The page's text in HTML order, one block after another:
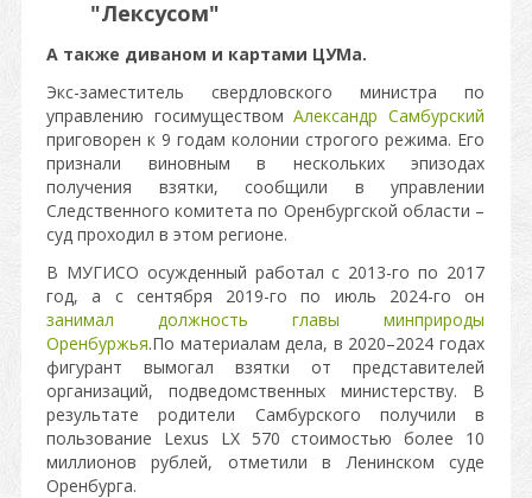
"Лексусом"
А также диваном и картами ЦУМа.
Экс-заместитель свердловского министра по
управлению госимуществомАлександр Самбурский
приговорен к 9 годам колонии строгого режима. Его
признали виновным в нескольких эпизодах
получения взятки, сообщили в управлении
Следственного комитета по Оренбургской области –
суд проходил в этом регионе.
В МУГИСО осужденный работал с 2013-го по 2017
год, а с сентября 2019-го по июль 2024-го он
занимал должность главы минприроды
Оренбуржья.По материалам дела, в 2020–2024 годах
фигурант вымогал взятки от представителей
организаций, подведомственных министерству. В
результате родители Самбурского получили в
пользование Lexus LX 570 стоимостью более 10
миллионов рублей, отметили в Ленинском суде
Оренбурга.